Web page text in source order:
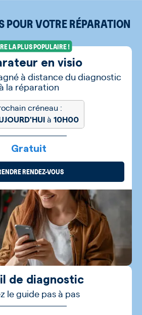
POUR VOTRE RÉPARATION
LA PLUS POPULAIRE !
en visio
à distance du diagnostic
la réparation
créneau :
à 10H00
Gratuit
RENDEZ-VOUS
de diagnostic
le guide pas à pas